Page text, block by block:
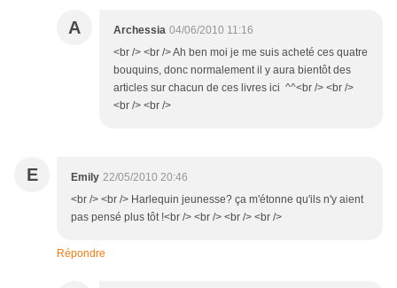
A Archessia 04/06/2010 11:16
<br /> <br /> Ah ben moi je me suis acheté ces quatre
bouquins, donc normalement il y aura bientôt des
articles sur chacun de ces livres ici ^^<br /> <br />
<br /> <br />
E Emily 22/05/2010 20:46
<br /> <br /> Harlequin jeunesse? ça m'étonne qu'ils n'y aient
pas pensé plus tôt !<br /> <br /> <br /> <br />
Répondre